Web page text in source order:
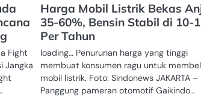
Fight
Jangka
Harga Mobil Listrik Bekas
35-60%, Bensin Stabil di 10-
Per Tahun
loading… Penurunan harga yang tinggi
membuat konsumen ragu untuk
mobil listrik. Foto: Sindonews JAKARTA –
Panggung pameran otomotif Gaikindo…